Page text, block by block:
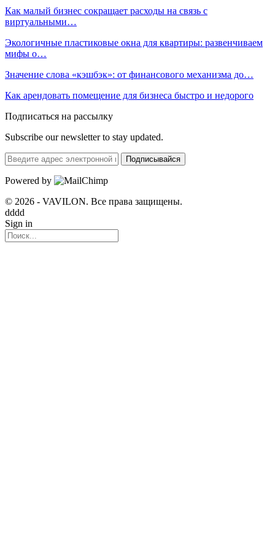
Как малый бизнес сокращает расходы на связь с
виртуальными…
Экологичные пластиковые окна для квартиры: развенчиваем
мифы о…
Значение слова «кэшбэк»: от финансового механизма до…
Как арендовать помещение для бизнеса быстро и недорого
Подписаться на рассылку
Subscribe our newsletter to stay updated.
Подписывайся
Powered by
© 2026 - VAVILON. Все права защищены.
dddd
Sign in